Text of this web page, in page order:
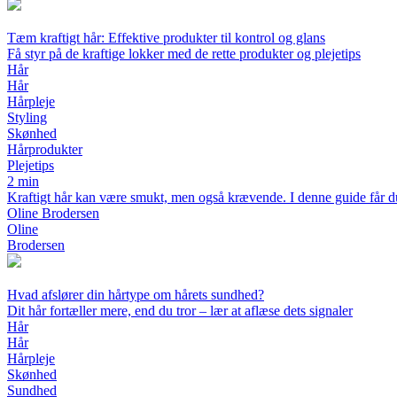
Tæm kraftigt hår: Effektive produkter til kontrol og glans
Få styr på de kraftige lokker med de rette produkter og plejetips
Hår
Hår
Hårpleje
Styling
Skønhed
Hårprodukter
Plejetips
2 min
Kraftigt hår kan være smukt, men også krævende. I denne guide får
Oline Brodersen
Oline
Brodersen
Hvad afslører din hårtype om hårets sundhed?
Dit hår fortæller mere, end du tror – lær at aflæse dets signaler
Hår
Hår
Hårpleje
Skønhed
Sundhed